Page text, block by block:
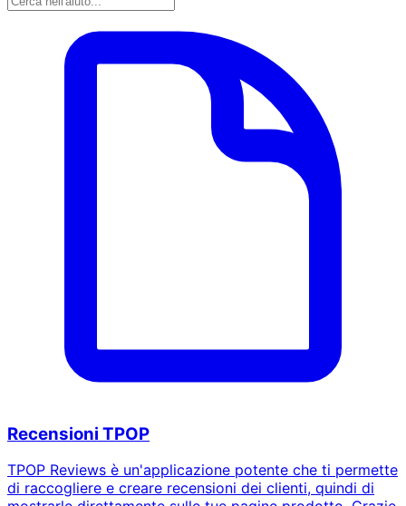
Recensioni TPOP
TPOP Reviews è un'applicazione potente che ti permette
di raccogliere e creare recensioni dei clienti, quindi di